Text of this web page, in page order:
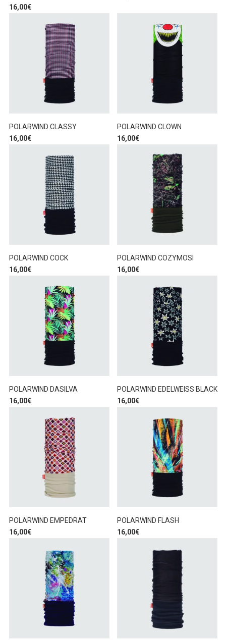
16,00€
POLARWIND CLASSY
16,00€
POLARWIND CLOWN
16,00€
POLARWIND COCK
16,00€
POLARWIND COZYMOSI
16,00€
POLARWIND DASILVA
16,00€
POLARWIND EDELWEISS BLACK
16,00€
POLARWIND EMPEDRAT
16,00€
POLARWIND FLASH
16,00€